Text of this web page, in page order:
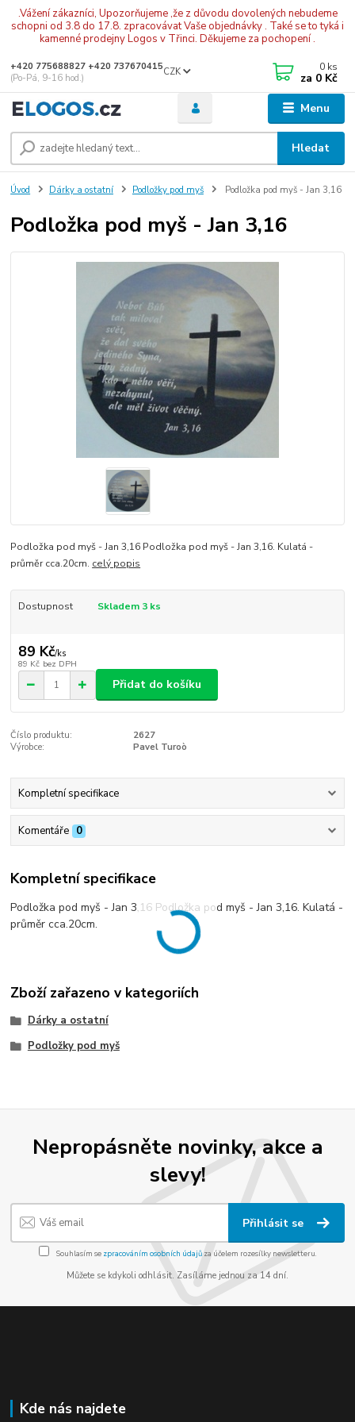
.Vážení zákazníci, Upozorňujeme ,že z důvodu dovolených nebudeme
schopni od 3.8 do 17.8. zpracovávat Vaše objednávky . Také se to tyká i
kamenné prodejny Logos v Třinci. Děkujeme za pochopení .
Menu
CZK
Hledat
+420 775688827 +420 737670415
(Po-Pá, 9-16 hod.)
0 ks
za 0 Kč
Úvod Dárky a ostatní Podložky pod myš Podložka pod myš - Jan 3,16
Podložka pod myš - Jan 3,16
Podložka pod myš - Jan 3,16 Podložka pod myš - Jan 3,16. Kulatá -
průměr cca.20cm. celý popis
Dostupnost Skladem 3 ks
89 Kč/ks
89 Kč bez DPH
Přidat do košíku
Číslo produktu:
2627
Výrobce:
Pavel Turoò
Kompletní specifikace
Komentáře 0
Kompletní specifikace
Podložka pod myš - Jan 3,16 Podložka pod myš - Jan 3,16. Kulatá -
průměr cca.20cm.
Zboží zařazeno v kategoriích
Dárky a ostatní
Podložky pod myš
Nepropásněte novinky, akce a
slevy!
Přihlásit se
Souhlasím se zpracováním osobních údajůza účelem rozesílky newsletteru.
Můžete se kdykoli odhlásit. Zasíláme jednou za 14 dní.
Kde nás najdete